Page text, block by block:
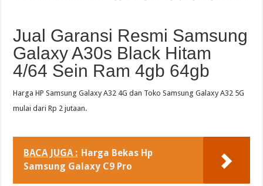
Jual Garansi Resmi Samsung
Galaxy A30s Black Hitam
4/64 Sein Ram 4gb 64gb
Harga HP Samsung Galaxy A32 4G dan Toko Samsung Galaxy A32 5G
mulai dari Rp 2 jutaan.
BACA JUGA : Harga Bekas Hp
Samsung Galaxy C9 Pro